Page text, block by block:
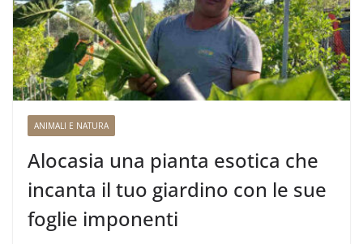
ANIMALI E NATURA
Alocasia una pianta esotica che
incanta il tuo giardino con le sue
foglie imponenti